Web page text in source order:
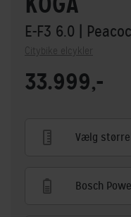
E-F3 6.0 |
Citybike elcykler
33.999,-
Vælg
Bosch